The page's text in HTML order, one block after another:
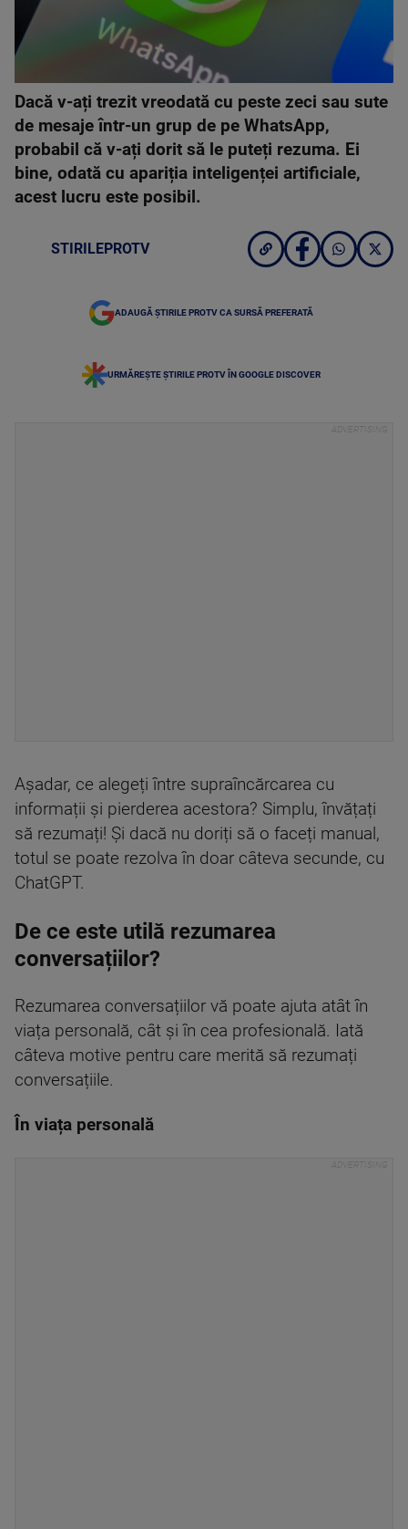
Dacă v-ați trezit vreodată cu peste zeci sau sute
de mesaje într-un grup de pe WhatsApp,
probabil că v-ați dorit să le puteți rezuma. Ei
bine, odată cu apariția inteligenței artificiale,
acest lucru este posibil.
STIRILEPROTV
ADAUGĂ ȘTIRILE PROTV CA SURSĂ PREFERATĂ
URMĂREȘTE ȘTIRILE PROTV ÎN GOOGLE DISCOVER
Așadar, ce alegeți între supraîncărcarea cu
informații și pierderea acestora? Simplu, învățați
să rezumați! Și dacă nu doriți să o faceți manual,
totul se poate rezolva în doar câteva secunde, cu
ChatGPT.
De ce este utilă rezumarea
conversațiilor?
Rezumarea conversațiilor vă poate ajuta atât în
viața personală, cât și în cea profesională. Iată
câteva motive pentru care merită să rezumați
conversațiile.
În viața personală